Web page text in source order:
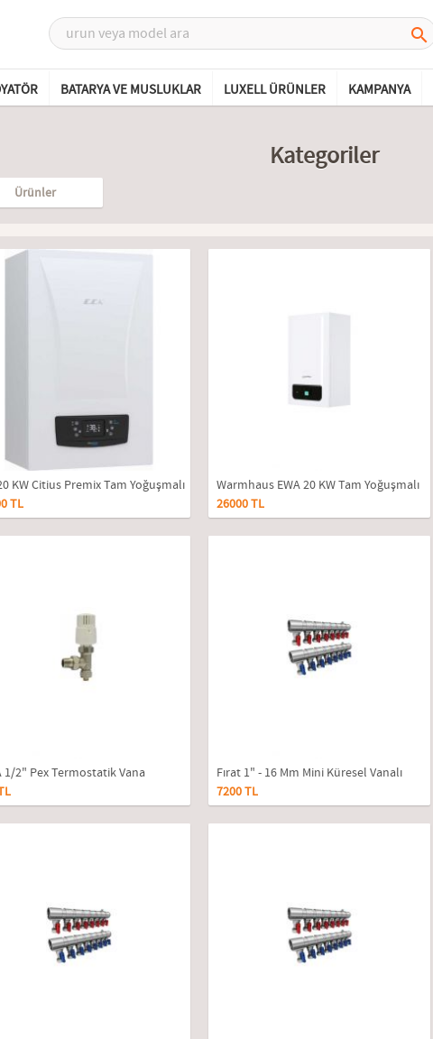

BATARYA VE MUSLUKLAR LUXELL ÜRÜNLER KAMPANYA
Kategoriler
Ürünler
KW Citius Premix Tam Yoğuşmalı
TL
Warmhaus EWA 20 KW Tam Yoğuşmalı
Kombi
26000 TL
1/2" Pex Termostatik Vana
Fırat 1" - 16 Mm Mini Küresel Vanalı
Kollektör 9'lü Takım
7200 TL